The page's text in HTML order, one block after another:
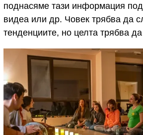
поднасяме тази информация
видеа или др. Човек трябва да
тенденциите, но целта трябва